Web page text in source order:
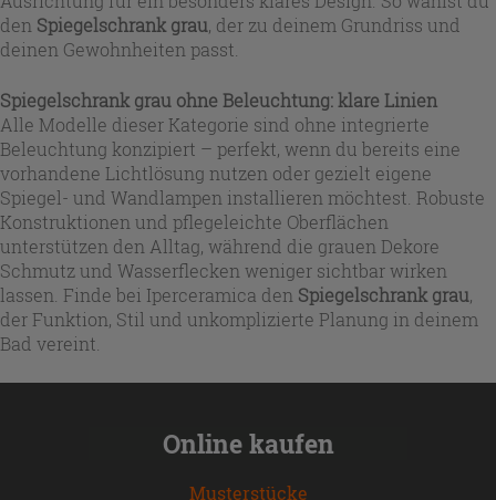
den Spiegelschrank grau, der zu deinem Grundriss und
deinen Gewohnheiten passt.
Spiegelschrank grau ohne Beleuchtung: klare Linien
Alle Modelle dieser Kategorie sind ohne integrierte
Beleuchtung konzipiert – perfekt, wenn du bereits eine
vorhandene Lichtlösung nutzen oder gezielt eigene
Spiegel- und Wandlampen installieren möchtest. Robuste
Konstruktionen und pflegeleichte Oberflächen
unterstützen den Alltag, während die grauen Dekore
Schmutz und Wasserflecken weniger sichtbar wirken
lassen. Finde bei Iperceramica den Spiegelschrank grau,
der Funktion, Stil und unkomplizierte Planung in deinem
Bad vereint.
Online kaufen
Musterstücke